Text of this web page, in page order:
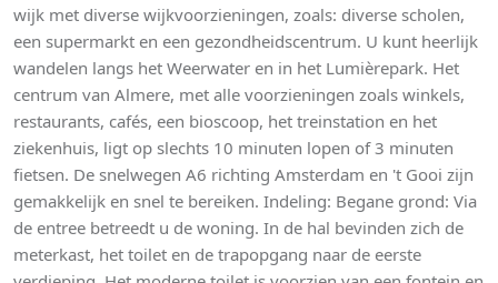
wijk met diverse wijkvoorzieningen, zoals: diverse scholen,
een supermarkt en een gezondheidscentrum. U kunt heerlijk
wandelen langs het Weerwater en in het Lumièrepark. Het
centrum van Almere, met alle voorzieningen zoals winkels,
restaurants, cafés, een bioscoop, het treinstation en het
ziekenhuis, ligt op slechts 10 minuten lopen of 3 minuten
fietsen. De snelwegen A6 richting Amsterdam en 't Gooi zijn
gemakkelijk en snel te bereiken. Indeling: Begane grond: Via
de entree betreedt u de woning. In de hal bevinden zich de
meterkast, het toilet en de trapopgang naar de eerste